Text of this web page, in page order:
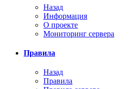
Назад
Информация
О проекте
Мониторинг сервера
Правила
Назад
Правила